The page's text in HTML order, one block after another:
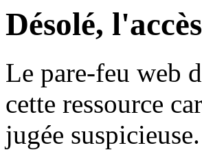
Désolé,
Le pare-feu web
cette ressource
jugée suspicieuse.